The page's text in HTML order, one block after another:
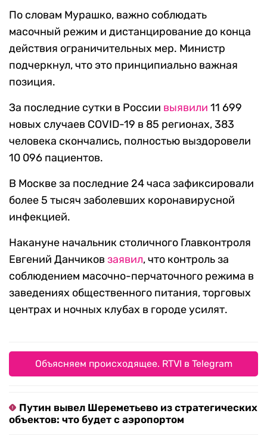
По словам Мурашко, важно соблюдать
масочный режим и дистанцирование до конца
действия ограничительных мер. Министр
подчеркнул, что это принципиально важная
позиция.
За последние сутки в России выявили 11 699
новых случаев COVID-19 в 85 регионах, 383
человека скончались, полностью выздоровели
10 096 пациентов.
В Москве за последние 24 часа зафиксировали
более 5 тысяч заболевших коронавирусной
инфекцией.
Накануне начальник столичного Главконтроля
Евгений Данчиков заявил, что контроль за
соблюдением масочно-перчаточного режима в
заведениях общественного питания, торговых
центрах и ночных клубах в городе усилят.
Объясняем происходящее. RTVI в Telegram
Путин вывел Шереметьево из стратегических
объектов: что будет с аэропортом